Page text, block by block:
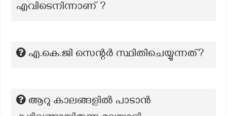
എവിടെനിന്നാണ് ?
എ.കെ.ജി സെന്റർ സ്ഥിതിചെയ്യുന്നത്?
ആറു കാലങ്ങളിൽ പാടാൻ